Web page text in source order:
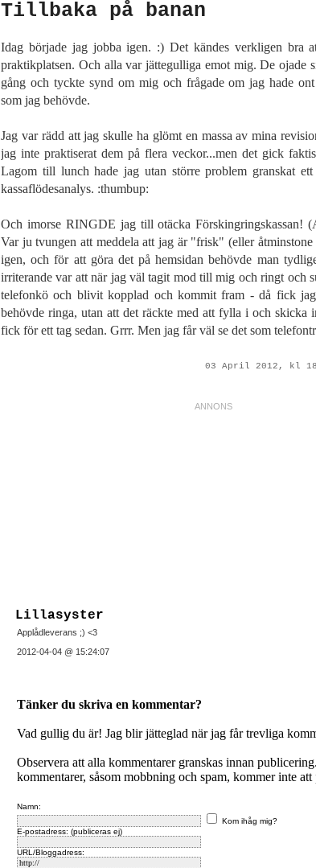
Tillbaka på banan
Idag började jag jobba igen. :) Det kändes verkligen bra
praktikplatsen. Och alla var jättegulliga emot mig. De ojade
gång och tyckte synd om mig och frågade om jag hade
som jag behövde.
Jag var rädd att jag skulle ha glömt en massa av mina
jag inte praktiserat dem på flera veckor...men det gick
Lagom till lunch hade jag utan större problem granskat
kassaflödesanalys. :thumbup:
Och imorse RINGDE jag till otäcka Förskingringskassan!
Var ju tvungen att meddela att jag är "frisk" (eller åtminstone
igen, och för att göra det på hemsidan behövde man
irriterande var att när jag väl tagit mod till mig och ringt och
telefonkö och blivit kopplad och kommit fram - då fick
behövde ringa, utan att det räckte med att fylla i och skicka
fick för ett tag sedan. Grrr. Men jag får väl se det som
03 April 2012, kl
Lillasyster
Applådleverans ;) <3
2012-04-04 @ 15:24:07
Tänker du skriva en kommentar?
Vad gullig du är! Jag blir jätteglad när jag får trevliga
Observera att alla kommentarer granskas innan
kommentarer, såsom mobbning och spam, kommer inte att
Namn:
Kom ihåg mig?
E-postadress: (publiceras ej)
URL/Bloggadress: